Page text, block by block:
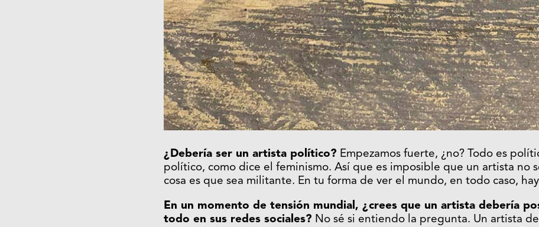
¿Debería ser un artista político? Empezamos fuerte, ¿no? Todo es
político, como dice el feminismo. Así que es imposible que un artista no
cosa es que sea militante. En tu forma de ver el mundo, en todo caso,
En un momento de tensión mundial, ¿crees que un artista debería
todo en sus redes sociales? No sé si entiendo la pregunta. Un artista